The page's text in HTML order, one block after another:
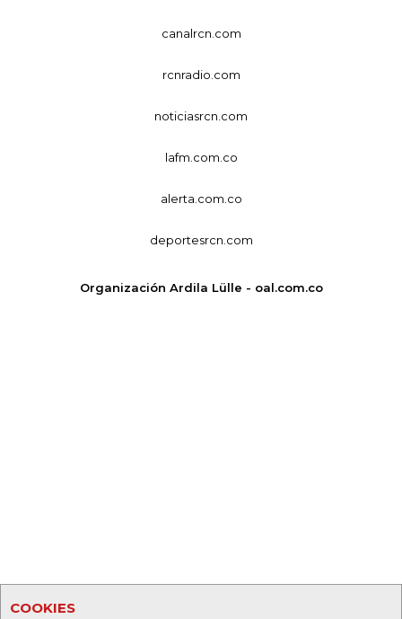
COOKIES
canalrcn.com
rcnradio.com
noticiasrcn.com
lafm.com.co
alerta.com.co
deportesrcn.com
Organización Ardila Lülle - oal.com.co